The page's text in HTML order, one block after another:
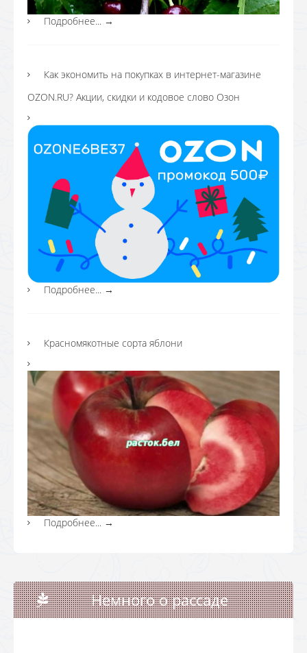
Подробнее... →
Как экономить на покупках в интернет-магазине
OZON.RU? Акции, скидки и кодовое слово Озон
Подробнее... →
Красномякотные сорта яблони
Подробнее... →
Немного о рассаде